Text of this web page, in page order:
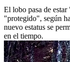
El lobo pasa de
"protegido", según
nuevo estatus se
en el tiempo.